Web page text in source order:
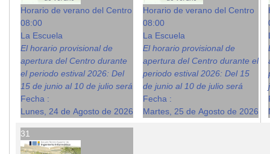
Horario de verano del Centro
08:00
La Escuela
El horario provisional de
apertura del Centro durante
el periodo estival 2026: Del
15 de junio al 10 de julio será
Fecha :
Lunes, 24 de Agosto de 2026
Horario de verano del Centro
08:00
La Escuela
El horario provisional de
apertura del Centro durante el
periodo estival 2026: Del 15
de junio al 10 de julio será
Fecha :
Martes, 25 de Agosto de 2026
31